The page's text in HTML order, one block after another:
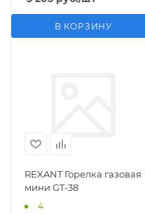
В КОРЗИНУ
REXANT Горелка газовая
мини GT-38
: 4